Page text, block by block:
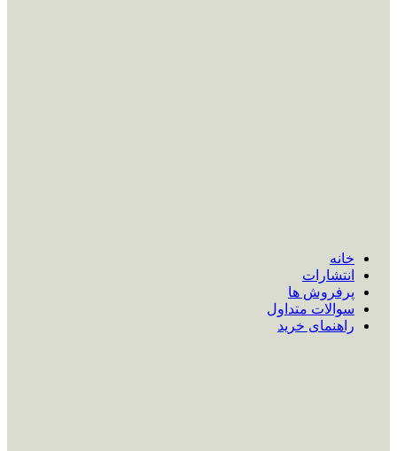
خانه
انتشارات
پرفروش ها
سوالات متداول
راهنمای خرید